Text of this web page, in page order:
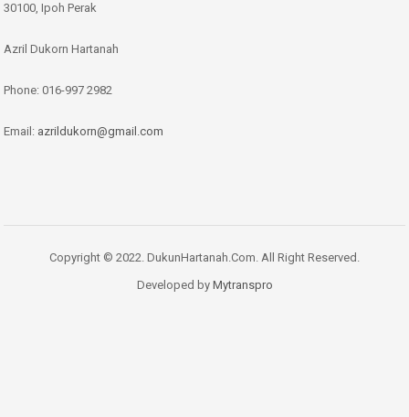
30100, Ipoh Perak
Azril Dukorn Hartanah
Phone: 016-997 2982
Email: azrildukorn@gmail.com
Copyright © 2022. DukunHartanah.Com. All Right Reserved.
Developed by Mytranspro